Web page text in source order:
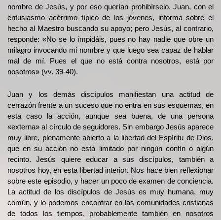
nombre de Jesús, y por eso querían prohibírselo. Juan, con el
entusiasmo acérrimo típico de los jóvenes, informa sobre el
hecho al Maestro buscando su apoyo; pero Jesús, al contrario,
responde: «No se lo impidáis, pues no hay nadie que obre un
milagro invocando mi nombre y que luego sea capaz de hablar
mal de mí. Pues el que no está contra nosotros, está por
nosotros» (vv. 39-40).
Juan y los demás discípulos manifiestan una actitud de
cerrazón frente a un suceso que no entra en sus esquemas, en
esta caso la acción, aunque sea buena, de una persona
«externa» al círculo de seguidores. Sin embargo Jesús aparece
muy libre, plenamente abierto a la libertad del Espíritu de Dios,
que en su acción no está limitado por ningún confín o algún
recinto. Jesús quiere educar a sus discípulos, también a
nosotros hoy, en esta libertad interior. Nos hace bien reflexionar
sobre este episodio, y hacer un poco de examen de conciencia.
La actitud de los discípulos de Jesús es muy humana, muy
común, y lo podemos encontrar en las comunidades cristianas
de todos los tiempos, probablemente también en nosotros